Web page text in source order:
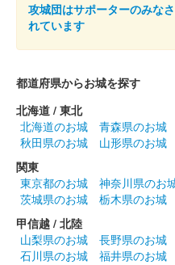
2024年12月21、22日に開催
丸岡藩誕生400年記念ーブー
販売された。
丸岡城 御城印
販売終了
2024年12月21、22日に開催
丸岡藩誕生400年記念ーブース
販売された。
丸岡城 御城印 越前
攻城団はサポーターのみな
れています
都道府県からお城を探す
北海道 / 東北
北海道のお城
青森県のお城
秋田県のお城
山形県のお城
関東
東京都のお城
神奈川県のお
茨城県のお城
栃木県のお城
甲信越 / 北陸
山梨県のお城
長野県のお城
石川県のお城
福井県のお城